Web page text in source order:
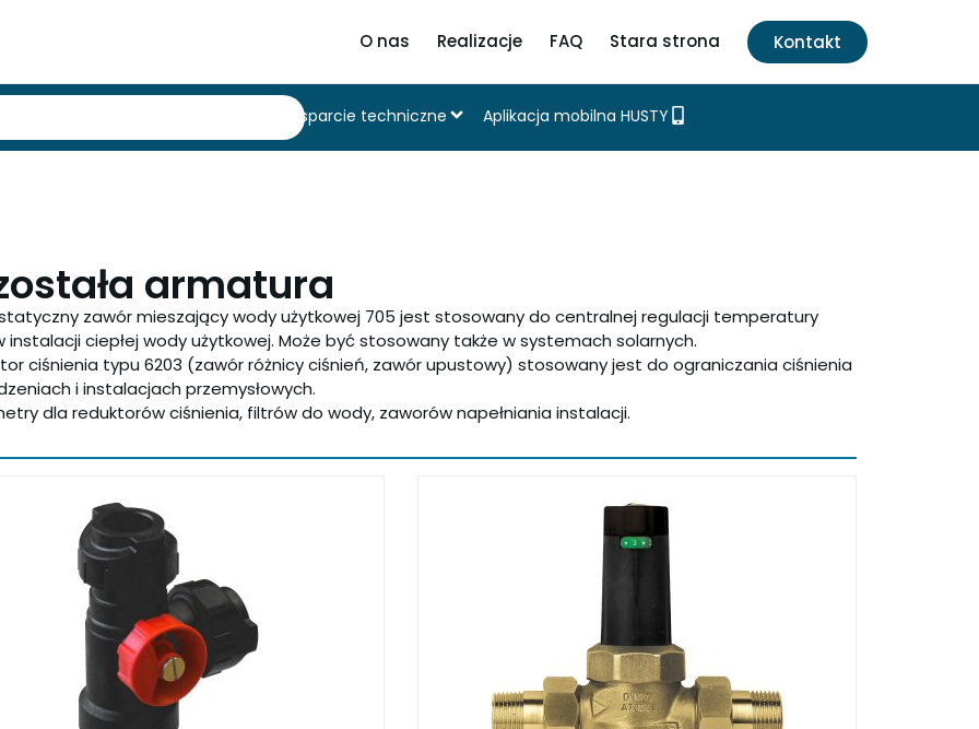
O nas Realizacje FAQ Stara strona Kontakt
Wsparcie techniczne Aplikacja mobilna HUSTY
armatura
zawór mieszający wody użytkowej 705 jest stosowany do centralnej regulacji temperatury
instalacji ciepłej wody użytkowej. Może być stosowany także w systemach solarnych.
ciśnienia typu 6203 (zawór różnicy ciśnień, zawór upustowy) stosowany jest do ograniczania ciśnienia
i instalacjach przemysłowych.
dla reduktorów ciśnienia, filtrów do wody, zaworów napełniania instalacji.